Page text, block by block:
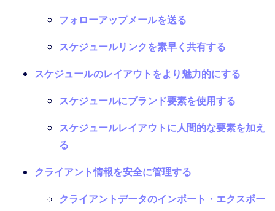
フォローアップメールを送る
スケジュールリンクを素早く共有する
スケジュールのレイアウトをより魅力的にする
スケジュールにブランド要素を使用する
スケジュールレイアウトに人間的な要素を加え
る
クライアント情報を安全に管理する
クライアントデータのインポート・エクスポー